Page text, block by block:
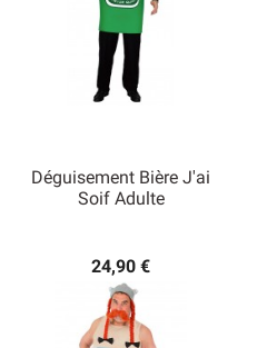
Déguisement Bière J'ai
Soif Adulte
24,90 €